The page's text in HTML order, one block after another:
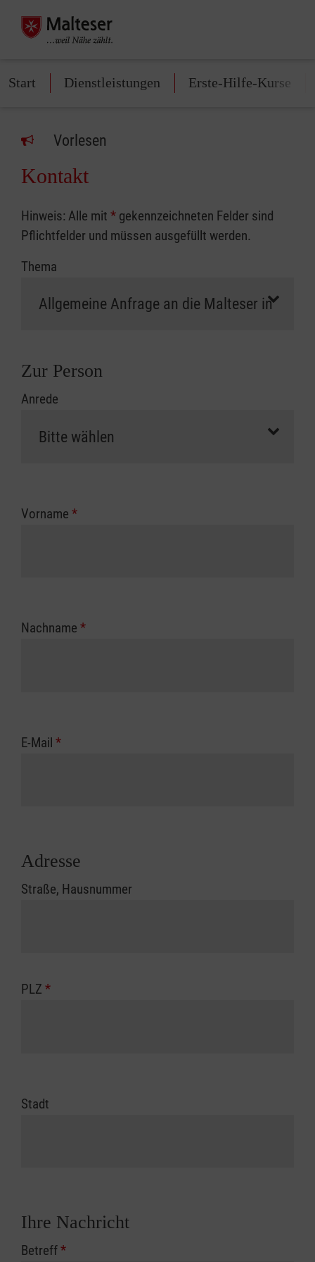
Start Dienstleistungen Erste-Hilfe-Kurse
Vorlesen
Kontakt
Hinweis: Alle mit * gekennzeichneten Felder sind
Pflichtfelder und müssen ausgefüllt werden.
Thema
Zur Person
Anrede
Vorname *
Nachname *
E-Mail *
Adresse
Straße, Hausnummer
PLZ *
Stadt
Ihre Nachricht
Betreff*